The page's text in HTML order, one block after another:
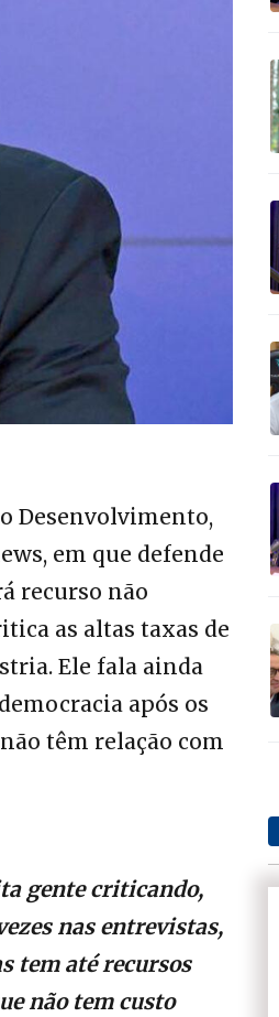
Desenvolvimento,
em que defende
recurso não
as altas taxas de
Ele fala ainda
após os
têm relação com
gente criticando,
nas entrevistas,
tem até recursos
não tem custo